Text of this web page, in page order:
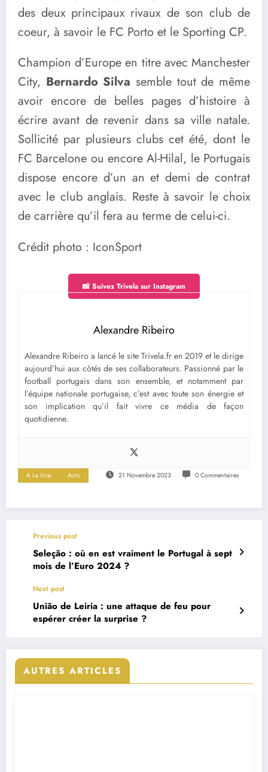
des deux principaux rivaux de son club de
coeur, à savoir le FC Porto et le Sporting CP.
Champion d’Europe en titre avec Manchester
City, Bernardo Silva semble tout de même
avoir encore de belles pages d’histoire à
écrire avant de revenir dans sa ville natale.
Sollicité par plusieurs clubs cet été, dont le
FC Barcelone ou encore Al-Hilal, le Portugais
dispose encore d’un an et demi de contrat
avec le club anglais. Reste à savoir le choix
de carrière qu’il fera au terme de celui-ci.
Crédit photo : IconSport
📸 Suivez Trivela sur Instagram
Alexandre Ribeiro
Alexandre Ribeiro a lancé le site Trivela.fr en 2019 et le dirige
aujourd’hui aux côtés de ses collaborateurs. Passionné par le
football portugais dans son ensemble, et notamment par
l’équipe nationale portugaise, c’est avec toute son énergie et
son implication qu’il fait vivre ce média de façon
quotidienne.
A La Une Actu 21 Novembre 2023 0 Commentaires
Previous post
Seleção : où en est vraiment le Portugal à sept
mois de l’Euro 2024 ?
Next post
União de Leiria : une attaque de feu pour
espérer créer la surprise ?
AUTRES ARTICLES